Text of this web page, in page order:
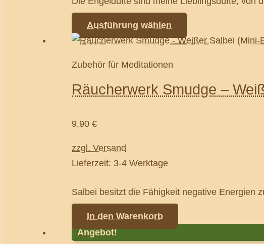
Ausführung wählen
Zubehör für Meditationen
Räucherwerk Smudge –
9,90 €
zzgl. Versand
Lieferzeit: 3-4 Werktage
Salbei besitzt die Fähigkeit negative Energien
In den Warenkorb
Angebot!